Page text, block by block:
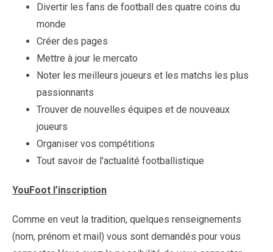
Divertir les fans de football des quatre coins du
monde
Créer des pages
Mettre à jour le mercato
Noter les meilleurs joueurs et les matchs les plus
passionnants
Trouver de nouvelles équipes et de nouveaux
joueurs
Organiser vos compétitions
Tout savoir de l’actualité footballistique
YouFoot l’inscription
Comme en veut la tradition, quelques renseignements
(nom, prénom et mail) vous sont demandés pour vous